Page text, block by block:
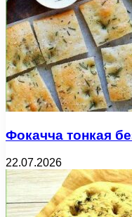
Фокачча тонкая
22.07.2026